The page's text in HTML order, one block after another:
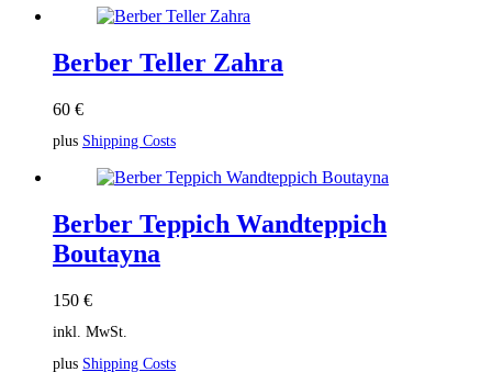
Berber Teller Zahra
60 €
plus Shipping Costs
Berber Teppich Wandteppich
Boutayna
150 €
inkl. MwSt.
plus Shipping Costs